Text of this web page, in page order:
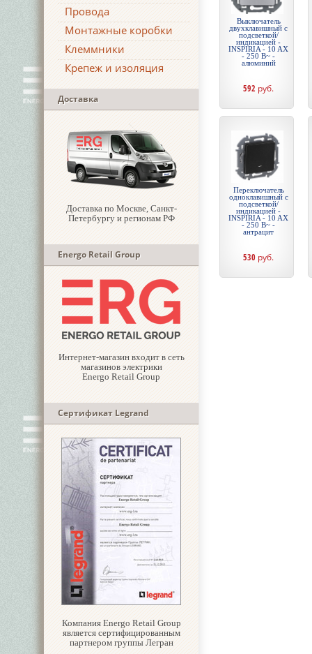
Провода
Монтажные коробки
Клеммники
Крепеж и изоляция
Доставка
Доставка по Москве, Санкт-
Петербургу и регионам РФ
Energo Retail Group
Интернет-магазин входит в сеть
магазинов электрики
Energo Retail Group
Сертификат Legrand
Компания Energo Retail Group
является сертифицированным
партнером группы Легран
Выключатель
двухклавишный с
подсветкой/
индикацией -
INSPIRIA - 10 AX
- 250 В~ -
алюминий
592 руб.
Переключатель
одноклавишный с
подсветкой/
индикацией -
INSPIRIA - 10 AX
- 250 В~ -
антрацит
530 руб.